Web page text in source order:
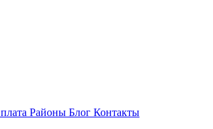
Районы Блог Контакты